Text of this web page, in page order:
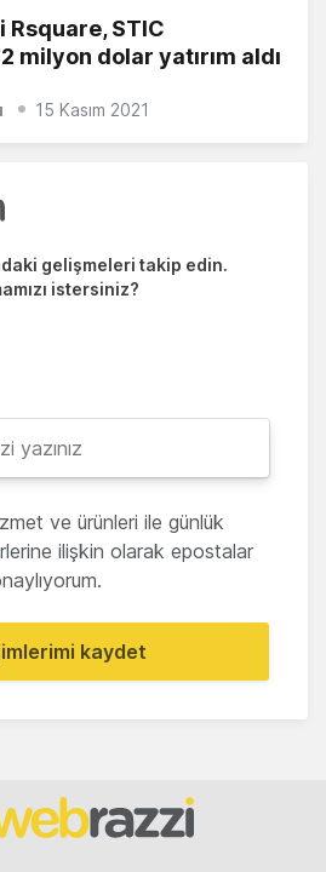
STIC
milyon dolar yatırım aldı
15 Kasım 2021
gelişmeleri takip edin.
istersiniz?
ve ürünleri ile günlük
ilişkin olarak epostalar
kaydet